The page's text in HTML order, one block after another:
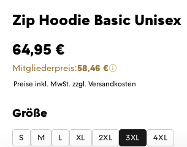
Zip Hoodie Basic Unisex
64,95 €
Mitgliederpreis:58,46 €
Preise inkl. MwSt. zzgl. Versandkosten
Größe
auswählen
S M L XL 2XL 3XL 4XL